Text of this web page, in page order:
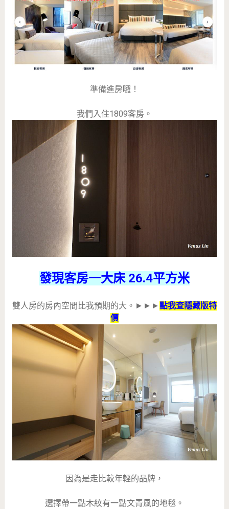
準備進房囉！
我們入住1809客房。
發現客房一大床 26.4平方米
雙人房的房內空間比我預期的大。►►► 點我查隱藏版特
價
因為是走比較年輕的品牌，
選擇帶一點木紋有一點文青風的地毯。